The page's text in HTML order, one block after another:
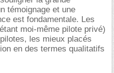
témoignage et une
est fondamentale. Les
moi-même pilote privé)
les mieux placés
en des termes qualitatifs